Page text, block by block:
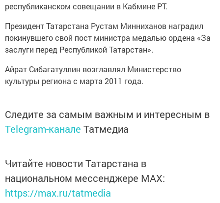
республиканском совещании в Кабмине РТ.
Президент Татарстана Рустам Минниханов наградил
покинувшего свой пост министра медалью ордена «За
заслуги перед Республикой Татарстан».
Айрат Сибагатуллин возглавлял Министерство
культуры региона с марта 2011 года.
Следите за самым важным и интересным в
Telegram-канале Татмедиа
Читайте новости Татарстана в
национальном мессенджере MАХ:
https://max.ru/tatmedia